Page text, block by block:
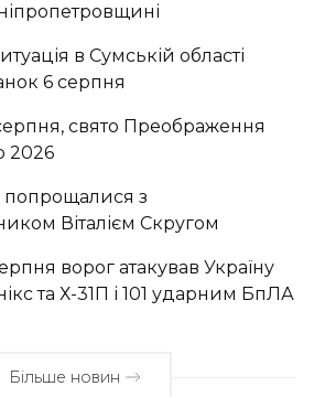
в Сумській області
6 серпня
свято Преображення
2026
попрощалися з
Віталієм Скругом
ворог атакував Україну
та Х-31П і 101 ударним БпЛА
Більше новин